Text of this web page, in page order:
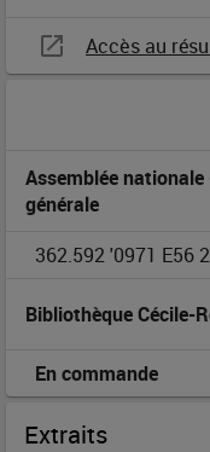
sous
de
James
Hughes
préface
open_in_new Accès au
Assemblée
générale
362.592 '0971 E56
Bibliothèque Cécile-
En commande
Extraits